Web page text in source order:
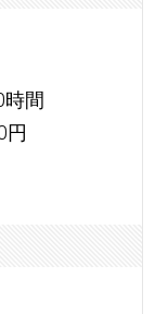
間
円